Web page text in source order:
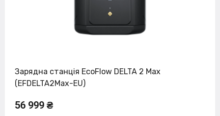
Зарядна станція EcoFlow DELTA 2 Max
(EFDELTA2Max-EU)
56 999 ₴